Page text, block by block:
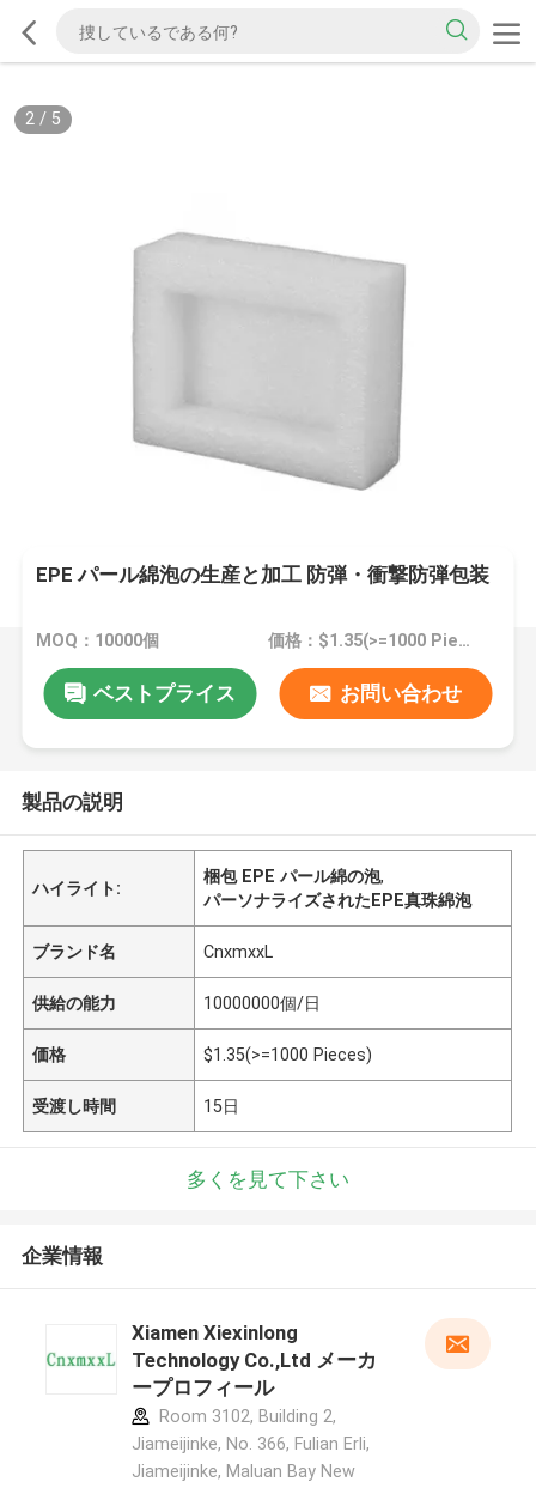
2/ 5
EPE パール綿泡の生産と加工 防弾・衝撃防弾包装
MOQ：10000個 価格：$1.35(>=1000 Pieces)
ベストプライス お問い合わせ
製品の説明
ハイライト:
梱包 EPE パール綿の泡,
パーソナライズされたEPE真珠綿泡
ブランド名 CnxmxxL
供給の能力 10000000個/日
価格 $1.35(>=1000 Pieces)
受渡し時間 15日
多くを見て下さい
企業情報
Xiamen Xiexinlong
Technology Co.,Ltd メーカ
ープロフィール
Room 3102, Building 2,
Jiameijinke, No. 366, Fulian Erli,
Jiameijinke, Maluan Bay New